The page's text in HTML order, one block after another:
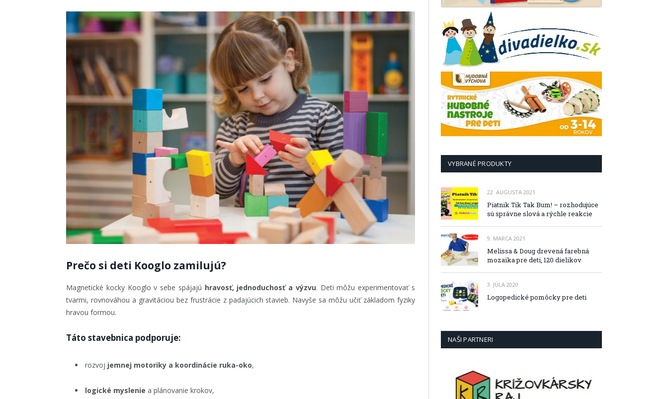
Prečo si deti Kooglo zamilujú?
Magnetické kocky Kooglo v sebe spájajú hravosť, jednoduchosť a výzvu. Deti môžu experimentovať s
tvarmi, rovnováhou a gravitáciou bez frustrácie z padajúcich stavieb. Navyše sa môžu učiť základom fyziky
hravou formou.
Táto stavebnica podporuje:
rozvoj jemnej motoriky a koordinácie ruka-oko,
logické myslenie a plánovanie krokov,
VYBRANÉ PRODUKTY
22. AUGUSTA 2021
Piatnik Tik Tak Bum! – rozhodujúce
sú správne slová a rýchle reakcie
9. MARCA 2021
Melissa & Doug drevená farebná
mozaika pre deti, 120 dielikov
3. JÚLA 2020
Logopedické pomôcky pre deti
NAŠI PARTNERI